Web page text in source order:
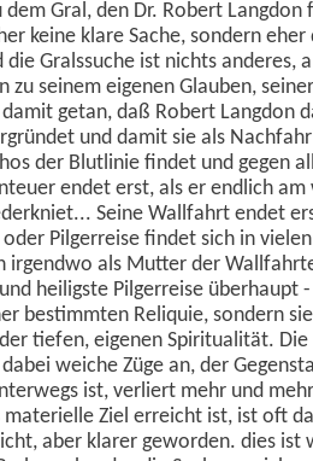
dem Gral, den Dr. Robert Langdon
keine klare Sache, sondern
die Gralssuche ist nichts anderes,
zu seinem eigenen Glauben,
damit getan, daß Robert Langdon
und damit sie als
der Blutlinie findet und gegen
endet erst, als er endlich
Seine Wallfahrt endet
Pilgerreise findet sich in
irgendwo als Mutter der
heiligste Pilgerreise überhaupt
bestimmten Reliquie, sondern
tiefen, eigenen Spiritualität.
weiche Züge an, der
ist, verliert mehr und
materielle Ziel erreicht ist, ist oft
aber klarer geworden. dies ist